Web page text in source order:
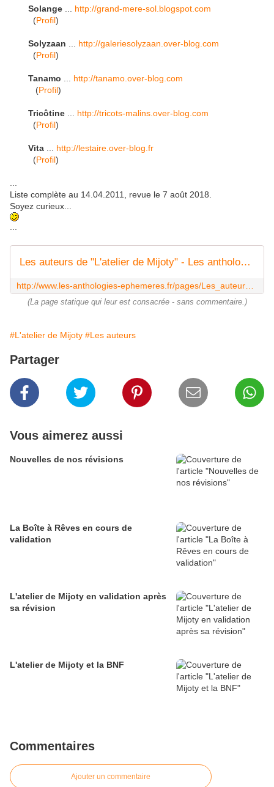
Solange
http://grand-mere-sol.blogspot.com
(Profil)
Solyzaan
http://galeriesolyzaan.over-blog.com
(Profil)
Tanamo
http://tanamo.over-blog.com
(Profil)
Tricôtine
http://tricots-malins.over-blog.com
(Profil)
Vita
http://lestaire.over-blog.fr
(Profil)
Liste complète au 14.04.2011, revue le 7 août 2018.
Soyez curieux...
Les auteurs de "L'atelier de Mijoty" - Les anthologies éphémères
(La page statique qui leur est consacrée - sans commentaire.)
#L'atelier de Mijoty #Les auteurs
Partager
Vous aimerez aussi
Nouvelles de nos révisions
La Boîte à Rêves en cours de
validation
L'atelier de Mijoty en validation après
sa révision
L'atelier de Mijoty et la BNF
Commentaires
Ajouter un commentaire